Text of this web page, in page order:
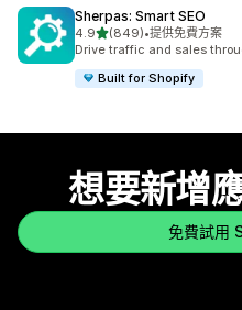
Sherpas: Smart SEO
4.9滿分 5 顆星
(849)
共有 849 則評價
•提供免費方案
Drive traffic and sales
Built for Shopify
想要新增
免費試用